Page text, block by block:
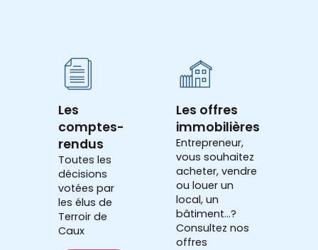
Les
comptes-
rendus
Toutes les
décisions
votées par
les élus de
Terroir de
Caux
Les offres
immobilières
Entrepreneur,
vous souhaitez
acheter, vendre
ou louer un
local, un
bâtiment...?
Consultez nos
offres